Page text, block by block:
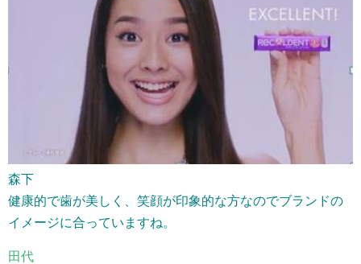
森下
健康的で歯が美しく、笑顔が印象的な方なのでブランドの
イメージに合っていますね。
田代